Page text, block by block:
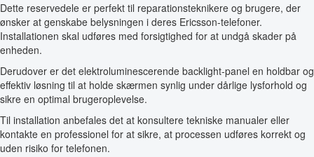
Dette reservedele er perfekt til reparationsteknikere og brugere, der
ønsker at genskabe belysningen i deres Ericsson-telefoner.
Installationen skal udføres med forsigtighed for at undgå skader på
enheden.
Derudover er det elektroluminescerende backlight-panel en holdbar og
effektiv løsning til at holde skærmen synlig under dårlige lysforhold og
sikre en optimal brugeroplevelse.
Til installation anbefales det at konsultere tekniske manualer eller
kontakte en professionel for at sikre, at processen udføres korrekt og
uden risiko for telefonen.